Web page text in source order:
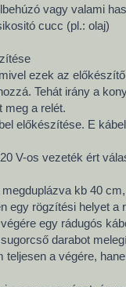
vagy valami
cucc (pl.: olaj)
ezek az
Tehát irány a
meg a relét.
előkészítése. E
V-os vezeték ért
kb 40
egy rögzítési helyet
egy rádugós
darabot
teljesen a végére,